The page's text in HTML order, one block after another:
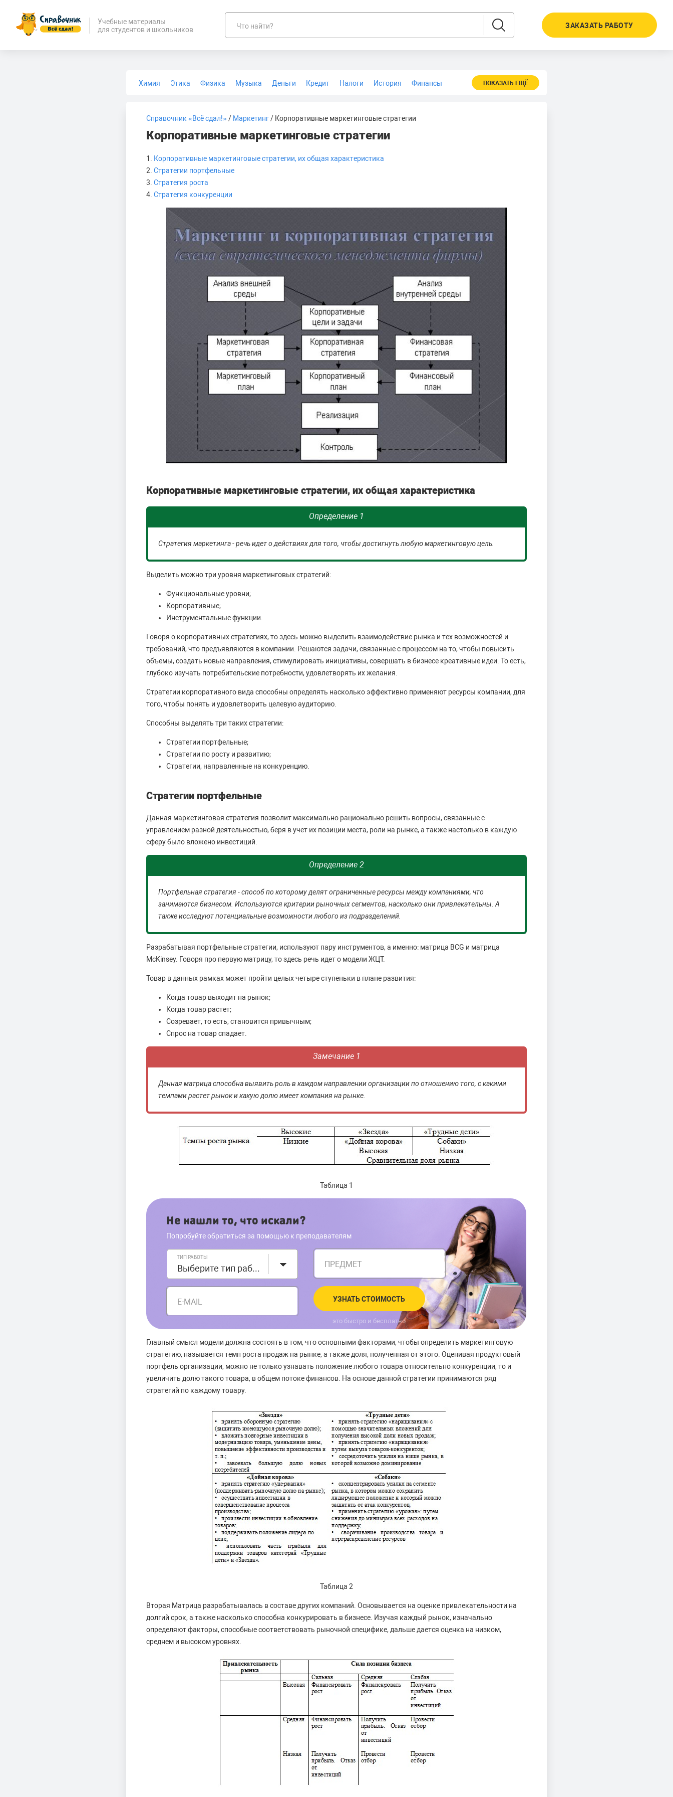
Учебные материалы
для студентов и школьников
Что найти? ЗАКАЗАТЬ РАБОТУ
Химия Этика Физика Музыка Деньги Кредит Налоги История
Финансы
ПОКАЗАТЬ ЕЩЁ
Справочник «Всё сдал!»/ Маркетинг/ Корпоративные маркетинговые стратегии
Корпоративные маркетинговые стратегии
1.
Корпоративные маркетинговые стратегии, их общая характеристика
2. Стратегии портфельные
3. Стратегия роста
4. Стратегия конкуренции
Корпоративные маркетинговые стратегии, их общая характеристика
Определение 1
Стратегия маркетинга - речь идет о действиях для того, чтобы достигнуть любую маркетинговую цель.
Выделить можно три уровня маркетинговых стратегий:
Функциональные уровни;
Корпоративные;
Инструментальные функции.
Говоря о корпоративных стратегиях, то здесь можно выделить взаимодействие рынка и тех возможностей и
требований, что предъявляются в компании. Решаются задачи, связанные с процессом на то, чтобы повысить
объемы, создать новые направления, стимулировать инициативы, совершать в бизнесе креативные идеи. То есть,
глубоко изучать потребительские потребности, удовлетворять их желания.
Стратегии корпоративного вида способны определять насколько эффективно применяют ресурсы компании, для
того, чтобы понять и удовлетворить целевую аудиторию.
Способны выделять три таких стратегии:
Стратегии портфельные;
Стратегии по росту и развитию;
Стратегии, направленные на конкуренцию.
Стратегии портфельные
Данная маркетинговая стратегия позволит максимально рационально решить вопросы, связанные с
управлением разной деятельностью, беря в учет их позиции места, роли на рынке, а также настолько в каждую
сферу было вложено инвестиций.
Определение 2
Портфельная стратегия - способ по которому делят ограниченные ресурсы между компаниями, что
занимаются бизнесом. Используются критерии рыночных сегментов, насколько они привлекательны. А
также исследуют потенциальные возможности любого из подразделений.
Разрабатывая портфельные стратегии, используют пару инструментов, а именно: матрица BCG и матрица
McKinsey. Говоря про первую матрицу, то здесь речь идет о модели ЖЦТ.
Товар в данных рамках может пройти целых четыре ступеньки в плане развития:
Когда товар выходит на рынок;
Когда товар растет;
Созревает, то есть, становится привычным;
Спрос на товар спадает.
Замечание 1
Данная матрица способна выявить роль в каждом направлении организации по отношению того, с какими
темпами растет рынок и какую долю имеет компания на рынке.
Таблица 1
Не нашли то, что искали?
Попробуйте обратиться за помощью к преподавателям
ТИП РАБОТЫ
Выберите тип работы ПРЕДМЕТ
E-MAIL УЗНАТЬ СТОИМОСТЬ
это быстро и бесплатно
Главный смысл модели должна состоять в том, что основными факторами, чтобы определить маркетинговую
стратегию, называется темп роста продаж на рынке, а также доля, полученная от этого. Оценивая продуктовый
портфель организации, можно не только узнавать положение любого товара относительно конкуренции, то и
увеличить долю такого товара, в общем потоке финансов. На основе данной стратегии принимаются ряд
стратегий по каждому товару.
Таблица 2
Вторая Матрица разрабатывалась в составе других компаний. Основывается на оценке привлекательности на
долгий срок, а также насколько способна конкурировать в бизнесе. Изучая каждый рынок, изначально
определяют факторы, способные соответствовать рыночной специфике, дальше дается оценка на низком,
среднем и высоком уровнях.